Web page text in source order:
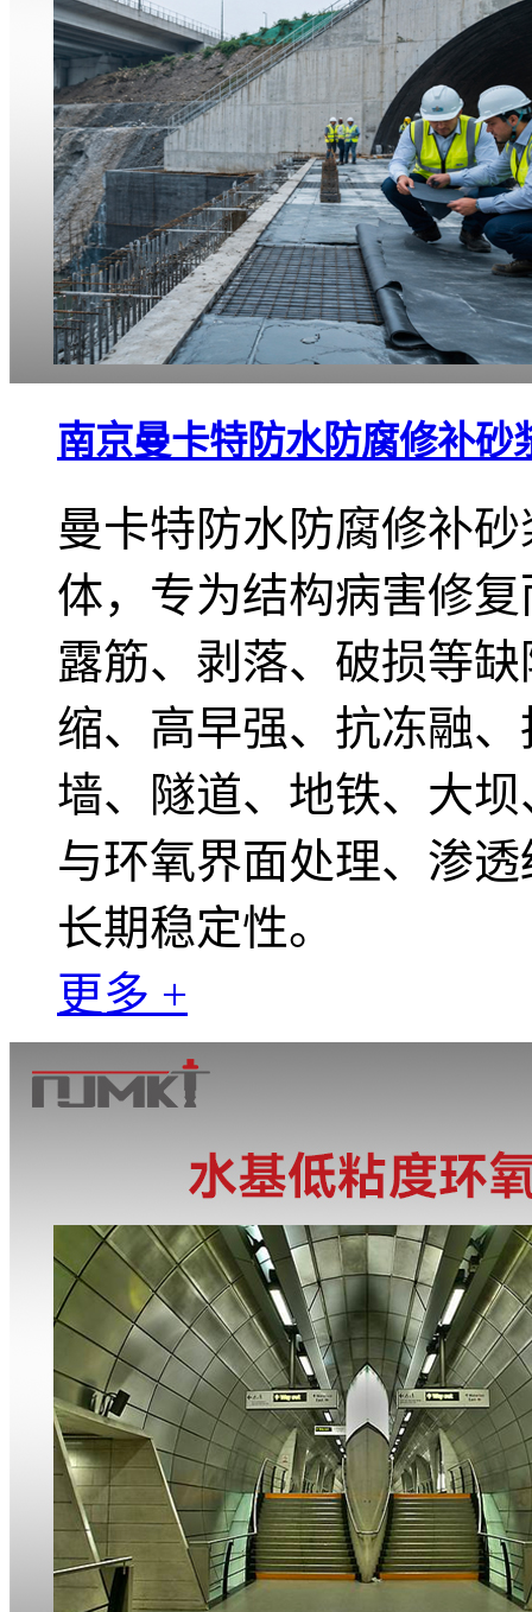
南京曼卡特防水防腐修补砂
曼卡特防水防腐修补
体，专为结构病害修
露筋、剥落、破损等
缩、高早强、抗冻融
墙、隧道、地铁、大
与环氧界面处理、渗
长期稳定性。
更多 +